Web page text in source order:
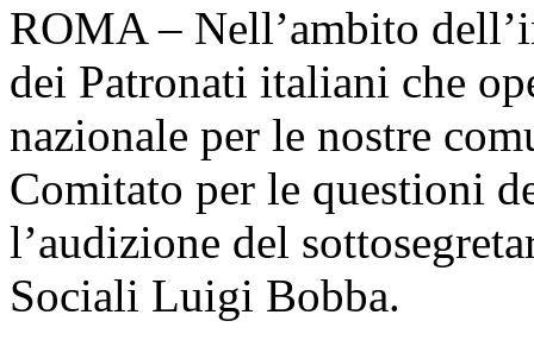
ROMA – Nell’ambito
dei Patronati italiani che
nazionale per le nostre
Comitato per le questioni
l’audizione del
Sociali Luigi Bobba.